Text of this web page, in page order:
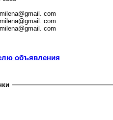
com
com
com
объявления